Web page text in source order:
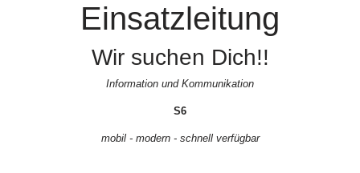
Einsatzleitung
Wir suchen Dich!!
Information und Kommunikation
S6
mobil - modern - schnell verfügbar